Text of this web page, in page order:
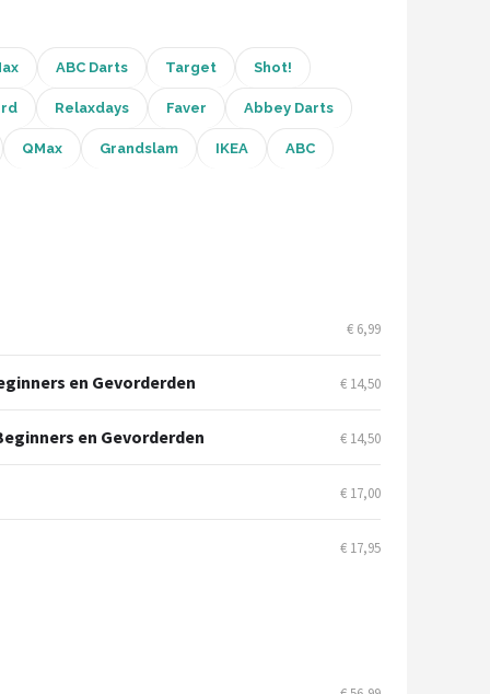
ABC Darts Target Shot!
Relaxdays Faver Abbey Darts
QMax Grandslam IKEA ABC
€ 6,99
en Gevorderden € 14,50
en Gevorderden € 14,50
€ 17,00
€ 17,95